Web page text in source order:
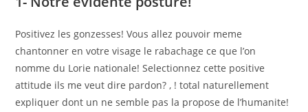
Positivez les gonzesses! Vous allez pouvoir meme
chantonner en votre visage le rabachage ce que l’on
nomme du Lorie nationale! Selectionnez cette positive
attitude ils me veut dire pardon? , ! total naturellement
expliquer dont un ne semble pas la propose de l’humanite!